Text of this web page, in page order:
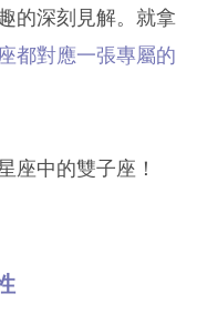
的深刻見解。就拿
都對應一張專屬的
座中的雙子座！